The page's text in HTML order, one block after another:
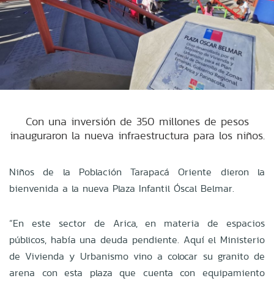
Con una inversión de 350 millones de pesos
inauguraron la nueva infraestructura para los niños.
Niños de la Población Tarapacá Oriente dieron la
bienvenida a la nueva Plaza Infantil Óscal Belmar.
“En este sector de Arica, en materia de espacios
públicos, había una deuda pendiente. Aquí el Ministerio
de Vivienda y Urbanismo vino a colocar su granito de
arena con esta plaza que cuenta con equipamiento